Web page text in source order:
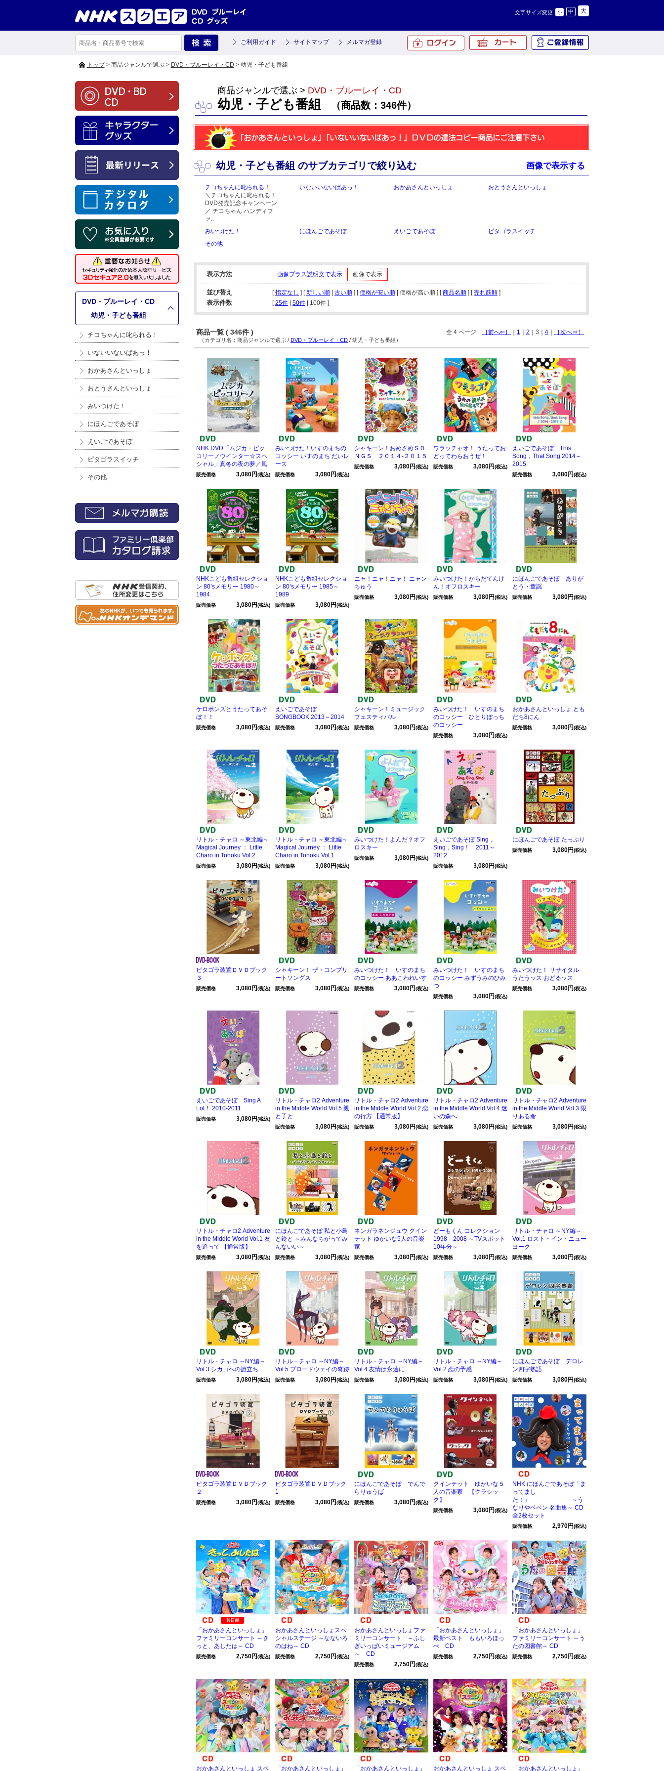
文字サイズ変更 小 中 大
ご利用ガイド サイトマップ メルマガ登録
トップ> 商品ジャンルで選ぶ > DVD・ブルーレイ・CD > 幼児・子ども番組
DVD・ブルーレイ・CD
幼児・子ども番組
チコちゃんに叱られる！
いないいないばあっ！
おかあさんといっしょ
おとうさんといっしょ
みいつけた！
にほんごであそぼ
えいごであそぼ
ピタゴラスイッチ
その他
商品ジャンルで選ぶ > DVD・ブルーレイ・CD
幼児・子ども番組 （商品数：346件）
幼児・子ども番組 のサブカテゴリで絞り込む 画像で表示する
チコちゃんに叱られる！
＼チコちゃんに叱られる！
DVD発売記念キャンペーン
／ チコちゃん ハンディフ
ァ..
いないいないばあっ！ おかあさんといっしょ おとうさんといっしょ
みいつけた！ にほんごであそぼ えいごであそぼ
ピタゴラスイッチ
その他
表示方法 画像プラス説明文で表示 画像で表示
並び替え [指定なし ] [新しい順 古い順 ] [価格が安い順 | 価格が高い順 ] [商品名順 ] [売れ筋順 ]
表示件数 [ 25件 50件 100件 ]
商品一覧 ( 346件 ) 全 4 ページ ［前へ⇐］ 1 2 ｜3｜ 4 ［次へ⇒］
（カテゴリ名：商品ジャンルで選ぶ / DVD・ブルーレイ・CD / 幼児・子ども番組）
NHK DVD「ムジカ・ピッ
コリーノウインター☆スペ
シャル」真冬の夜の夢／風
販売価格 3,080円(税込)
みいつけた！いすのまちの
コッシー いすのまち だいレ
ース
販売価格 3,080円(税込)
シャキーン！おめざめＳＯ
ＮＧＳ ２０１４-２０１５
販売価格 3,080円(税込)
ワラッチャオ！ うたってお
どってわらおうぜ！
販売価格 3,080円(税込)
えいごであそぼ This
Song，That Song 2014～
2015
販売価格 3,080円(税込)
NHKこども番組セレクショ
ン 80’sメモリー 1980～
1984
販売価格 3,080円(税込)
NHKこども番組セレクショ
ン 80’sメモリー 1985～
1989
販売価格 3,080円(税込)
ニャ！ニャ！ニャ！ ニャン
ちゅう
販売価格 3,080円(税込)
みいつけた！からだてんけ
ん！オフロスキー
販売価格 3,080円(税込)
にほんごであそぼ ありが
とう・童謡
販売価格 3,080円(税込)
ケロポンズとうたってあそ
ぼ！！
販売価格 3,080円(税込)
えいごであそぼ
SONGBOOK 2013～2014
販売価格 3,080円(税込)
シャキーン！ミュージック
フェスティバル
販売価格 3,080円(税込)
みいつけた！ いすのまち
のコッシー ひとりぼっち
のコッシー
販売価格 3,080円(税込)
おかあさんといっしょ とも
だち8にん
販売価格 3,080円(税込)
リトル・チャロ ～東北編～
Magical Journey ： Little
Charo in Tohoku Vol.2
販売価格 3,080円(税込)
リトル・チャロ ～東北編～
Magical Journey ： Little
Charo in Tohoku Vol.1
販売価格 3,080円(税込)
みいつけた！よんだ？オフ
ロスキー
販売価格 3,080円(税込)
えいごであそぼ Sing，
Sing，Sing！ 2011～
2012
販売価格 3,080円(税込)
にほんごであそぼ たっぷり
販売価格 3,080円(税込)
ピタゴラ装置ＤＶＤブック
３
販売価格 3,080円(税込)
シャキーン！ ザ・コンプリ
ートソングス
販売価格 3,080円(税込)
みいつけた！ いすのまち
のコッシー ああこわれいす
販売価格 3,080円(税込)
みいつけた！ いすのまち
のコッシー みずうみのひみ
つ
販売価格 3,080円(税込)
みいつけた！ リサイタル
うたうッス おどるッス
販売価格 3,080円(税込)
えいごであそぼ Sing A
Lot！ 2010-2011
販売価格 3,080円(税込)
リトル・チャロ2 Adventure
in the Middle World Vol.5 親
と子と
販売価格 3,080円(税込)
リトル・チャロ2 Adventure
in the Middle World Vol.2 恋
の行方 【通常版】
販売価格 3,080円(税込)
リトル・チャロ2 Adventure
in the Middle World Vol.4 迷
いの森へ
販売価格 3,080円(税込)
リトル・チャロ2 Adventure
in the Middle World Vol.3 限
りある命
販売価格 3,080円(税込)
リトル・チャロ2 Adventure
in the Middle World Vol.1 友
を追って 【通常版】
販売価格 3,080円(税込)
にほんごであそぼ 私と小鳥
と鈴と ～みんなちがってみ
んないい～
販売価格 3,080円(税込)
ネンガラネンジュウ クイン
テット ゆかいな5人の音楽
家
販売価格 3,080円(税込)
どーもくん コレクション
1998－2008 ～TVスポット
10年分～
販売価格 3,080円(税込)
リトル・チャロ ～NY編～
Vol.1 ロスト・イン・ニュー
ヨーク
販売価格 3,080円(税込)
リトル・チャロ ～NY編～
Vol.3 シカゴへの旅立ち
販売価格 3,080円(税込)
リトル・チャロ ～NY編～
Vol.5 ブロードウェイの奇跡
販売価格 3,080円(税込)
リトル・チャロ ～NY編～
Vol.4 友情は永遠に
販売価格 3,080円(税込)
リトル・チャロ ～NY編～
Vol.2 恋の予感
販売価格 3,080円(税込)
にほんごであそぼ デロレ
ン四字熟語
販売価格 3,080円(税込)
ピタゴラ装置ＤＶＤブック
２
販売価格 3,080円(税込)
ピタゴラ装置ＤＶＤブック
1
販売価格 3,080円(税込)
にほんごであそぼ でんで
らりゅうば
販売価格 3,080円(税込)
クインテット ゆかいな５
人の音楽家 【クラシッ
ク】
販売価格 3,080円(税込)
NHK にほんごであそぼ「ま
ってまし
た！」 ～う
なりやベベン 名曲集～ CD
全2枚セット
販売価格 2,970円(税込)
「おかあさんといっしょ」
ファミリーコンサート ～き
っと、あしたは～ CD
販売価格 2,750円(税込)
おかあさんといっしょスペ
シャルステージ ～なないろ
のはね～ CD
販売価格 2,750円(税込)
おかあさんといっしょファ
ミリーコンサート ～ふし
ぎいっぱいミュージアム
～ CD
販売価格 2,750円(税込)
「おかあさんといっしょ」
最新ベスト ももいろほっ
ぺ CD
販売価格 2,750円(税込)
「おかあさんといっしょ」
ファミリーコンサート ～う
たの図書館～ CD
販売価格 2,750円(税込)
おかあさんといっしょ スペ 「おかあさんといっしょ」 「おかあさんといっしょ」 おかあさんといっしょ スペ 「おかあさんといっしょ」